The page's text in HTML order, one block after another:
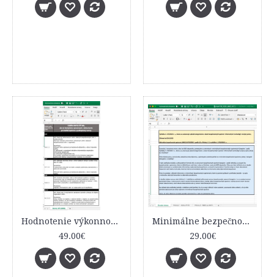
Hodnotenie výkonnosti ISMS - návrhy KPI
49.00€
Minimálne bezpečnostné opatrenia KATEGÓRIE I. podľa vyhlášky č. 179/2020 Z. z.
29.00€